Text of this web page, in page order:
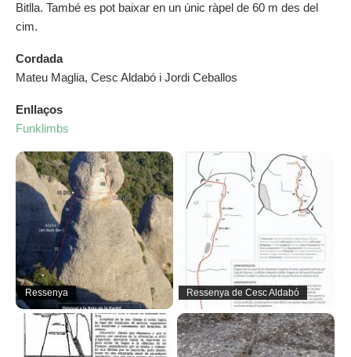
Bitlla. També es pot baixar en un únic ràpel de 60 m des del
cim.
Cordada
Mateu Maglia, Cesc Aldabó i Jordi Ceballos
Enllaços
Funklimbs
Ressenya Ressenya de Cesc Aldabó